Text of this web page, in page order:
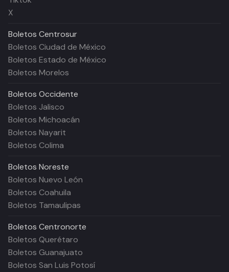
X
Boletos Centrosur
Boletos Ciudad de México
Boletos Estado de México
Boletos Morelos
Boletos Occidente
Boletos Jalisco
Boletos Michoacán
Boletos Nayarit
Boletos Colima
Boletos Noreste
Boletos Nuevo León
Boletos Coahuila
Boletos Tamaulipas
Boletos Centronorte
Boletos Querétaro
Boletos Guanajuato
Boletos San Luis Potosí